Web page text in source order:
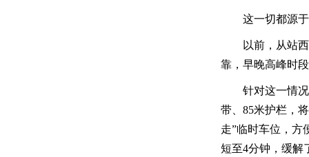
这一切都源
以前，从站
靠，早晚高峰时
针对这一情
带、85米护栏，
走”临时车位，方
短至4分钟，缓解